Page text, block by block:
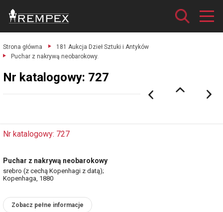
Strona główna
181 Aukcja Dzieł Sztuki i Antyków
Puchar z nakrywą neobarokowy.
Nr katalogowy: 727
Nr katalogowy: 727
Puchar z nakrywą neobarokowy
srebro (z cechą Kopenhagi z datą);
Kopenhaga, 1880
Zobacz pełne informacje